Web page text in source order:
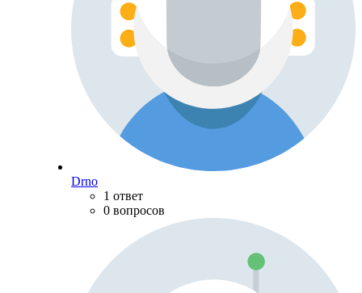
Drno
1 ответ
0 вопросов